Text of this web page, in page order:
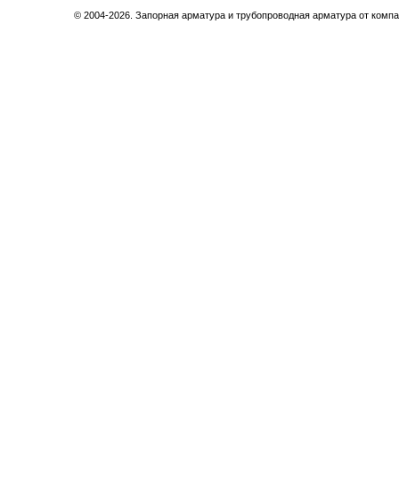
© 2004-2026. Запорная арматура и трубопроводная арматура от